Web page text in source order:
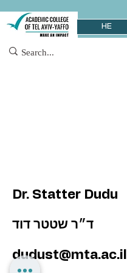
HE
Dr. Statter Dudu
ד״ר שטטר דוד
dudust@mta.ac.il